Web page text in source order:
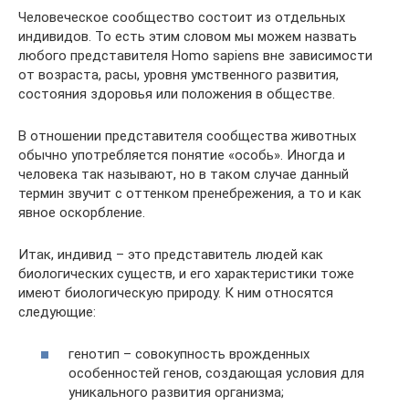
Человеческое сообщество состоит из отдельных
индивидов. То есть этим словом мы можем назвать
любого представителя Homo sapiens вне зависимости
от возраста, расы, уровня умственного развития,
состояния здоровья или положения в обществе.
В отношении представителя сообщества животных
обычно употребляется понятие «особь». Иногда и
человека так называют, но в таком случае данный
термин звучит с оттенком пренебрежения, а то и как
явное оскорбление.
Итак, индивид – это представитель людей как
биологических существ, и его характеристики тоже
имеют биологическую природу. К ним относятся
следующие:
генотип – совокупность врожденных
особенностей генов, создающая условия для
уникального развития организма;